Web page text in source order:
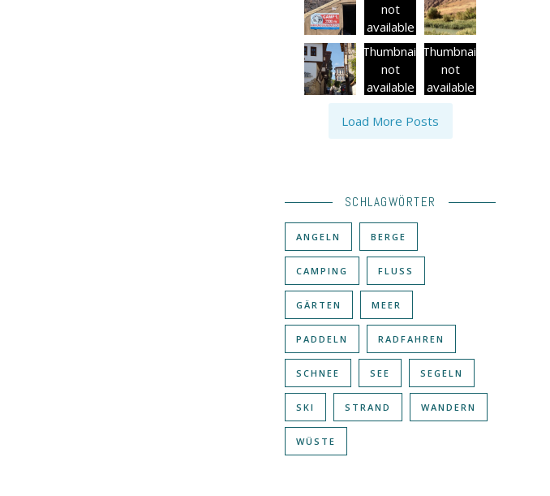
not
available
Thumbnail
not
available
Thumbnail
not
available
Load More Posts
SCHLAGWÖRTER
ANGELN BERGE
CAMPING FLUSS
GÄRTEN MEER
PADDELN RADFAHREN
SCHNEE SEE SEGELN
SKI STRAND WANDERN
WÜSTE